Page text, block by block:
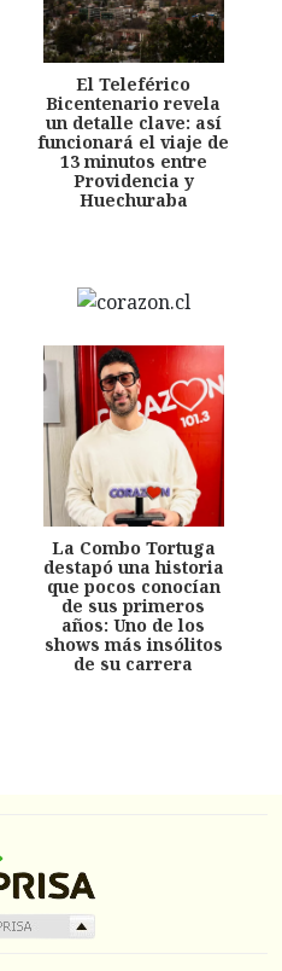
El Teleférico
Bicentenario revela
un detalle clave: así
funcionará el viaje de
13 minutos entre
Providencia y
Huechuraba
La Combo Tortuga
destapó una historia
que pocos conocían
de sus primeros
años: Uno de los
shows más insólitos
de su carrera